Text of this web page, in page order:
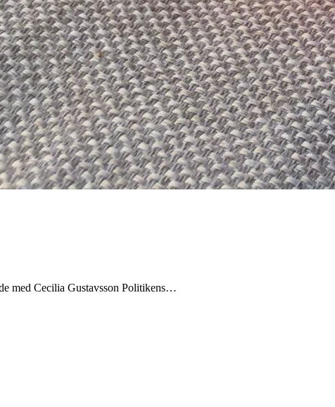
med Cecilia Gustavsson Politikens…